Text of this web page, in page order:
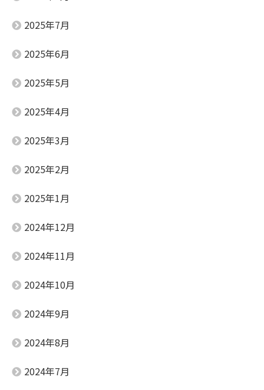
2025年7月
2025年6月
2025年5月
2025年4月
2025年3月
2025年2月
2025年1月
2024年12月
2024年11月
2024年10月
2024年9月
2024年8月
2024年7月